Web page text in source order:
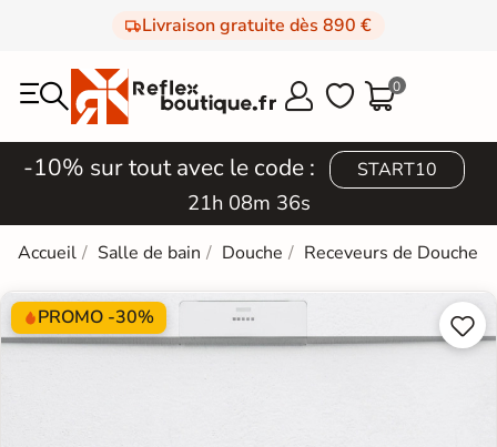
Livraison gratuite dès 890 €
  0
-10% sur tout avec le code : START10
21h 08m 35s
Accueil Salle de bain Douche Receveurs de Douche
PROMO -30% 
